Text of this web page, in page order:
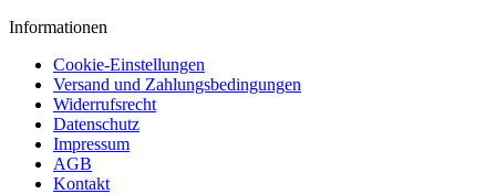
Informationen
Cookie-Einstellungen
Versand und Zahlungsbedingungen
Widerrufsrecht
Datenschutz
Impressum
AGB
Kontakt